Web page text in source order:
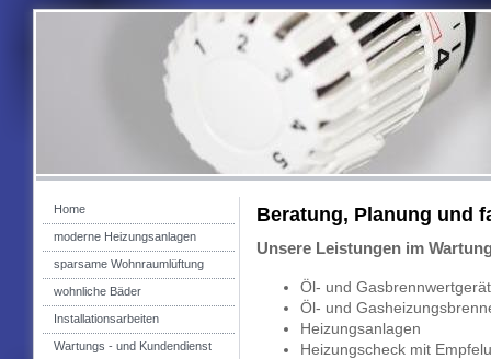
Home
moderne Heizungsanlagen
sparsame Wohnraumlüftung
wohnliche Bäder
Installationsarbeiten
Wartungs - und Kundendienst
Beratung, Planung und
Unsere Leistungen im
Öl- und
Öl- und
Heizungsanlagen
Heizungscheck mit